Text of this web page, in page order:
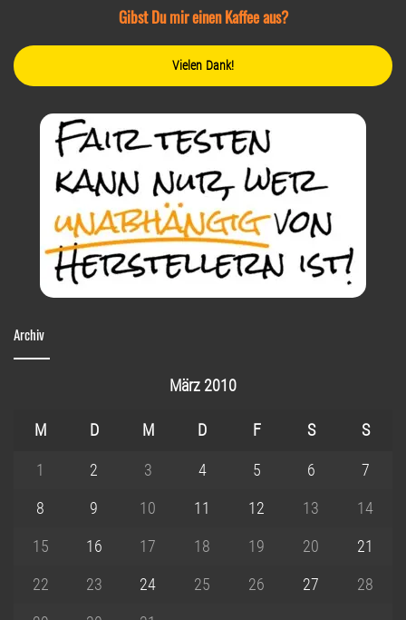
Gibst Du mir einen Kaffee aus?
Vielen Dank!
Archiv
März 2010
M D M D F S S
1 2 3 4 5 6
7
8
9 10 11 12 13
14
15
16 17 18 19 20
21
22
23 24 25 26 27
28